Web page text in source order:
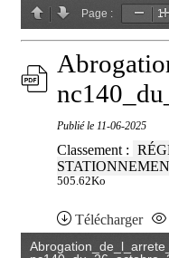
Publié le 11-06-2025
Classement :
505.62Ko
Télécharger